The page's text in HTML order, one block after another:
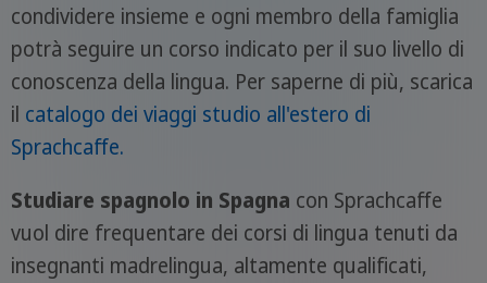
condividere insieme e ogni membro della famiglia
potrà seguire un corso indicato per il suo livello di
conoscenza della lingua. Per saperne di più, scarica
il catalogo dei viaggi studio all'estero di
Sprachcaffe.
Studiare spagnolo in Spagna con Sprachcaffe
vuol dire frequentare dei corsi di lingua tenuti da
insegnanti madrelingua, altamente qualificati,